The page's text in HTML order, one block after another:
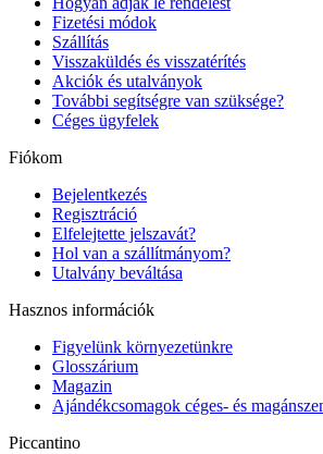
Fizetési módok
Szállítás
Visszaküldés és visszatérítés
Akciók és utalványok
További segítségre van szüksége?
Céges ügyfelek
Fiókom
Bejelentkezés
Regisztráció
Elfelejtette jelszavát?
Hol van a szállítmányom?
Utalvány beváltása
Hasznos információk
Figyelünk környezetünkre
Glosszárium
Magazin
Ajándékcsomagok céges- és
Piccantino